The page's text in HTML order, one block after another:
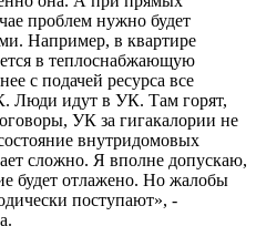
проблем нужно будет
Например, в квартире
в теплоснабжающую
с подачей ресурса все
Люди идут в УК. Там горят,
УК за гигакалории не
внутридомовых
сложно. Я вполне допускаю,
будет отлажено. Но жалобы
поступают», -